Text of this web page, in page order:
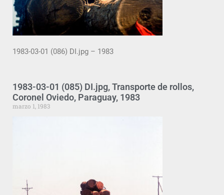
1983-03-01 (086) DI.jpg – 1983
1983-03-01 (085) DI.jpg, Transporte de rollos,
Coronel Oviedo, Paraguay, 1983
marzo 1, 1983